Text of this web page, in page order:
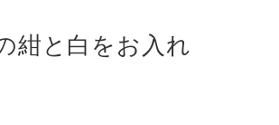
紺と白をお入れ